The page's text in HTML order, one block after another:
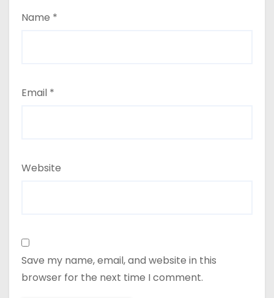
Name *
Email *
Website
Save my name, email, and website in this
browser for the next time I comment.